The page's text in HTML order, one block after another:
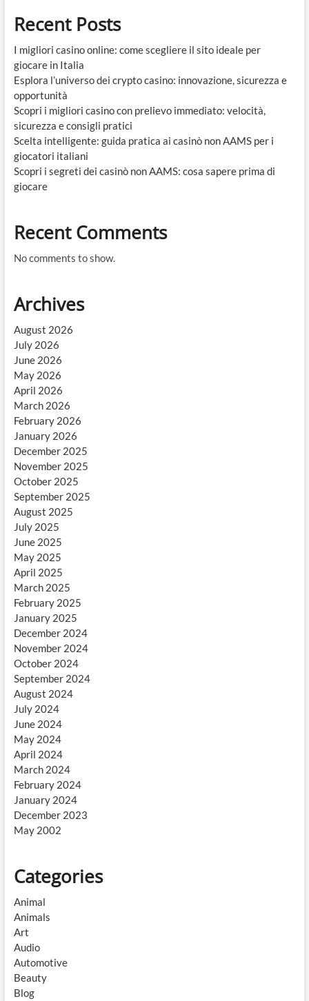
Recent Posts
I migliori casino online: come scegliere il sito ideale per
giocare in Italia
Esplora l’universo dei crypto casino: innovazione, sicurezza e
opportunità
Scopri i migliori casino con prelievo immediato: velocità,
sicurezza e consigli pratici
Scelta intelligente: guida pratica ai casinò non AAMS per i
giocatori italiani
Scopri i segreti dei casinò non AAMS: cosa sapere prima di
giocare
Recent Comments
No comments to show.
Archives
August 2026
July 2026
June 2026
May 2026
April 2026
March 2026
February 2026
January 2026
December 2025
November 2025
October 2025
September 2025
August 2025
July 2025
June 2025
May 2025
April 2025
March 2025
February 2025
January 2025
December 2024
November 2024
October 2024
September 2024
August 2024
July 2024
June 2024
May 2024
April 2024
March 2024
February 2024
January 2024
December 2023
May 2002
Categories
Animal
Animals
Art
Audio
Automotive
Beauty
Blog